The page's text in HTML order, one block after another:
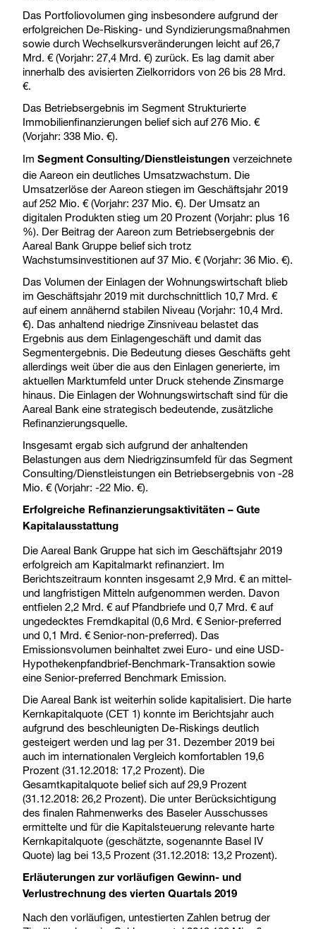
Das Portfoliovolumen ging insbesondere aufgrund der
erfolgreichen De-Risking- und Syndizierungsmaßnahmen
sowie durch Wechselkursveränderungen leicht auf 26,7
Mrd. € (Vorjahr: 27,4 Mrd. €) zurück. Es lag damit aber
innerhalb des avisierten Zielkorridors von 26 bis 28 Mrd.
€.
Das Betriebsergebnis im Segment Strukturierte
Immobilienfinanzierungen belief sich auf 276 Mio. €
(Vorjahr: 338 Mio. €).
Im Segment Consulting/Dienstleistungen verzeichnete
die Aareon ein deutliches Umsatzwachstum. Die
Umsatzerlöse der Aareon stiegen im Geschäftsjahr 2019
auf 252 Mio. € (Vorjahr: 237 Mio. €). Der Umsatz an
digitalen Produkten stieg um 20 Prozent (Vorjahr: plus 16
%). Der Beitrag der Aareon zum Betriebsergebnis der
Aareal Bank Gruppe belief sich trotz
Wachstumsinvestitionen auf 37 Mio. € (Vorjahr: 36 Mio. €).
Das Volumen der Einlagen der Wohnungswirtschaft blieb
im Geschäftsjahr 2019 mit durchschnittlich 10,7 Mrd. €
auf einem annähernd stabilen Niveau (Vorjahr: 10,4 Mrd.
€). Das anhaltend niedrige Zinsniveau belastet das
Ergebnis aus dem Einlagengeschäft und damit das
Segmentergebnis. Die Bedeutung dieses Geschäfts geht
allerdings weit über die aus den Einlagen generierte, im
aktuellen Marktumfeld unter Druck stehende Zinsmarge
hinaus. Die Einlagen der Wohnungswirtschaft sind für die
Aareal Bank eine strategisch bedeutende, zusätzliche
Refinanzierungsquelle.
Insgesamt ergab sich aufgrund der anhaltenden
Belastungen aus dem Niedrigzinsumfeld für das Segment
Consulting/Dienstleistungen ein Betriebsergebnis von -28
Mio. € (Vorjahr: -22 Mio. €).
Erfolgreiche Refinanzierungsaktivitäten – Gute
Kapitalausstattung
Die Aareal Bank Gruppe hat sich im Geschäftsjahr 2019
erfolgreich am Kapitalmarkt refinanziert. Im
Berichtszeitraum konnten insgesamt 2,9 Mrd. € an mittel-
und langfristigen Mitteln aufgenommen werden. Davon
entfielen 2,2 Mrd. € auf Pfandbriefe und 0,7 Mrd. € auf
ungedecktes Fremdkapital (0,6 Mrd. € Senior-preferred
und 0,1 Mrd. € Senior-non-preferred). Das
Emissionsvolumen beinhaltet zwei Euro- und eine USD-
Hypothekenpfandbrief-Benchmark-Transaktion sowie
eine Senior-preferred Benchmark Emission.
Die Aareal Bank ist weiterhin solide kapitalisiert. Die harte
Kernkapitalquote (CET 1) konnte im Berichtsjahr auch
aufgrund des beschleunigten De-Riskings deutlich
gesteigert werden und lag per 31. Dezember 2019 bei
auch im internationalen Vergleich komfortablen 19,6
Prozent (31.12.2018: 17,2 Prozent). Die
Gesamtkapitalquote belief sich auf 29,9 Prozent
(31.12.2018: 26,2 Prozent). Die unter Berücksichtigung
des finalen Rahmenwerks des Baseler Ausschusses
ermittelte und für die Kapitalsteuerung relevante harte
Kernkapitalquote (geschätzte, sogenannte Basel IV
Quote) lag bei 13,5 Prozent (31.12.2018: 13,2 Prozent).
Erläuterungen zur vorläufigen Gewinn- und
Verlustrechnung des vierten Quartals 2019
Nach den vorläufigen, untestierten Zahlen betrug der